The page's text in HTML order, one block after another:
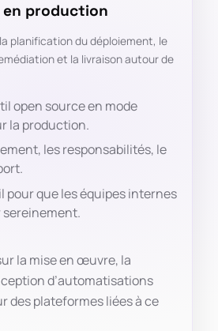
en production
planification du déploiement, le
et la livraison autour de
open source en mode
la production.
les responsabilités, le
que les équipes internes
sereinement.
la mise en œuvre, la
d’automatisations
des plateformes liées à ce